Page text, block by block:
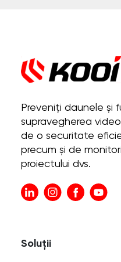
Preveniți daunele și
supravegherea
de o securitate
precum și de
proiectului dvs.
Soluții